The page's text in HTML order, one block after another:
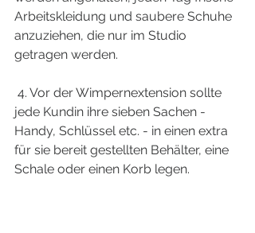
Arbeitskleidung und saubere Schuhe
anzuziehen, die nur im Studio
getragen werden.
jede Kundin ihre sieben Sachen -
Handy, Schlüssel etc. - in einen extra
für sie bereit gestellten Behälter, eine
Schale oder einen Korb legen.